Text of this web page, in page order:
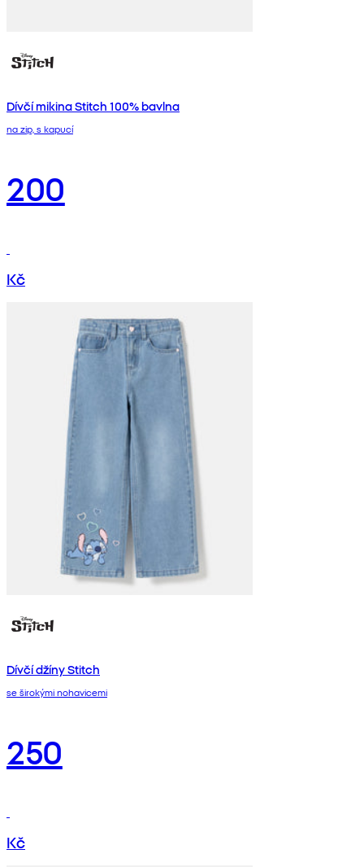
Dívčí mikina Stitch 100% bavlna
na zip, s kapucí
200
Kč
Dívčí džíny Stitch
se širokými nohavicemi
250
Kč